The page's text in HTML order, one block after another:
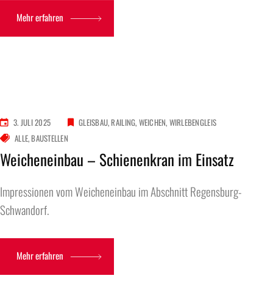
Mehr erfahren
3. JULI 2025 GLEISBAU RAILING WEICHEN WIRLEBENGLEIS
ALLE BAUSTELLEN
Weicheneinbau – Schienenkran im Einsatz
Impressionen vom Weicheneinbau im Abschnitt Regensburg-
Schwandorf.
Mehr erfahren